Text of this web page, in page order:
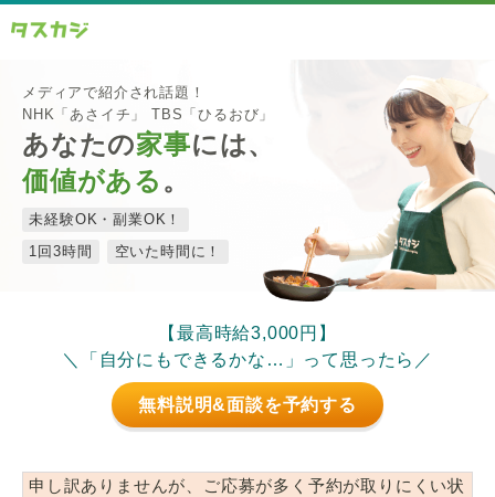
メディアで紹介され話題！
NHK「あさイチ」 TBS「ひるおび」
あなたの家事には、
価値がある 。
未経験OK・副業OK！
1回3時間
空いた時間に！
【最高時給3,000円】
＼「自分にもできるかな…」って思ったら／
無料説明&面談を予約する
申し訳ありませんが、ご応募が多く予約が取りにくい状